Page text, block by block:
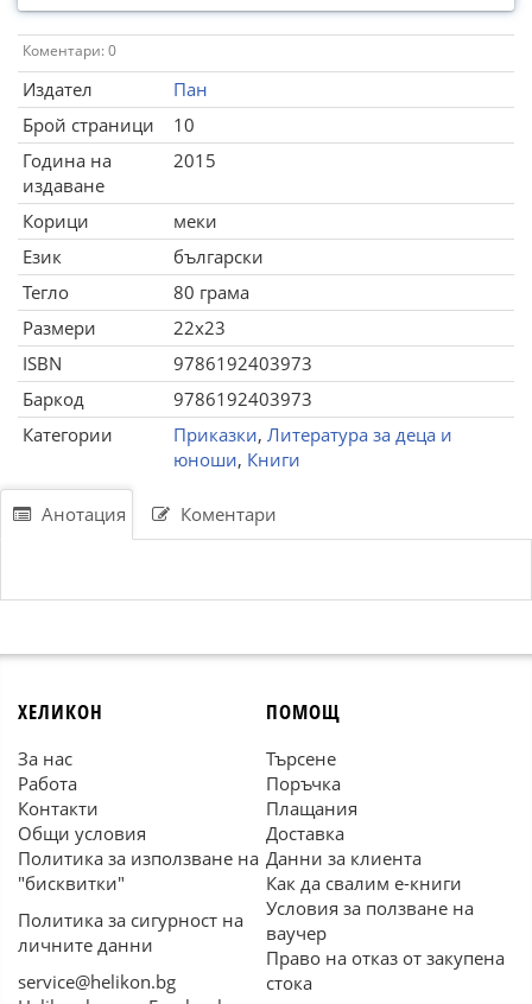
Коментари: 0
Издател
Пан
Брой страници
10
Година на
издаване
2015
Корици
меки
Език
български
Тегло
80 грама
Размери
22x23
ISBN
9786192403973
Баркод
9786192403973
Категории
Приказки, Литература за деца и
юноши, Книги
Анотация Коментари
ХЕЛИКОН
За нас
Работа
Контакти
Общи условия
Политика за използване на
"бисквитки"
Политика за сигурност на
личните данни
service@helikon.bg
ПОМОЩ
Търсене
Поръчка
Плащания
Доставка
Данни за клиента
Как да свалим е-книги
Условия за ползване на
ваучер
Право на отказ от закупена
стока